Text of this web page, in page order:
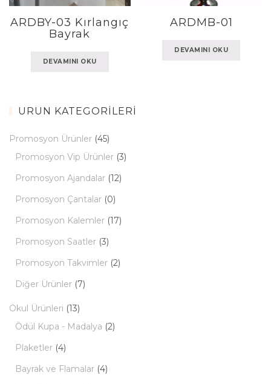
ARDBY-03 Kırlangıç
Bayrak
DEVAMINI OKU
ARDMB-01
DEVAMINI OKU
ÜRÜN KATEGORILERI
Promosyon Ürünler (45)
Promosyon Vip Ürünler (3)
Promosyon Ajandalar (12)
Promosyon Çantalar (0)
Promosyon Kalemler (17)
Promosyon Saatler (3)
Promosyon Takvimler (2)
Diğer Ürünler (7)
Okul Ürünleri (13)
Ödül Kupa - Madalya (2)
Plaketler (4)
Bayrak ve Flamalar (4)